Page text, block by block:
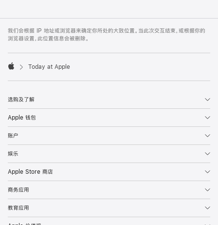
Footer
我们会根据 IP 地址或浏览器来确定你所处的大致位置。当此次交互结束，或根据你的
浏览器设置，此位置信息会被删除。
Today at Apple
选购及了解
Apple 钱包
账户
娱乐
Apple Store 商店
商务应用
教育应用